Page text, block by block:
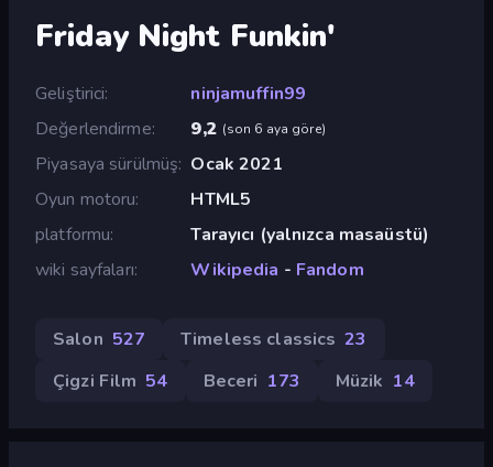
Friday Night Funkin'
Geliştirici
ninjamuffin99
Değerlendirme
9,2 (son 6 aya göre)
Piyasaya sürülmüş Ocak 2021
Oyun motoru
HTML5
platformu
Tarayıcı (yalnızca masaüstü)
wiki sayfaları
Wikipedia - Fandom
Salon 527 Timeless classics 23
Çigzi Film 54 Beceri 173 Müzik 14